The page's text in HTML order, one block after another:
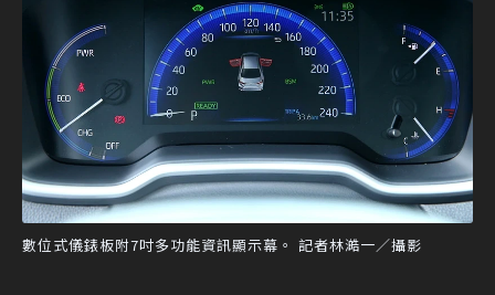
數位式儀錶板附7吋多功能資訊顯示幕。 記者林澔一／攝影